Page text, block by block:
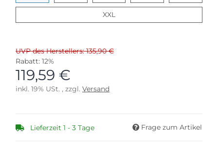
XXL
UVP des Herstellers: 135,90 €
Rabatt: 12%
119,59 €
inkl. 19% USt. , zzgl. Versand
Lieferzeit 1 - 3 Tage Frage zum Artikel